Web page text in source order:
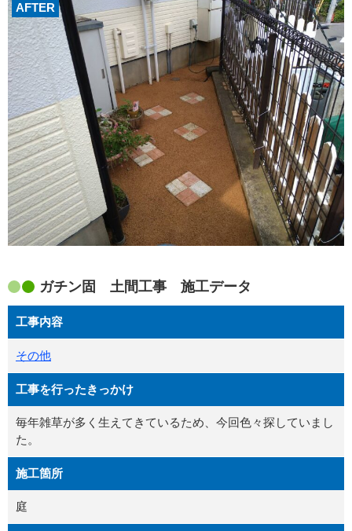
AFTER
ガチン固 土間工事 施工データ
工事内容
その他
工事を行ったきっかけ
毎年雑草が多く生えてきているため、今回色々探していまし
た。
施工箇所
庭